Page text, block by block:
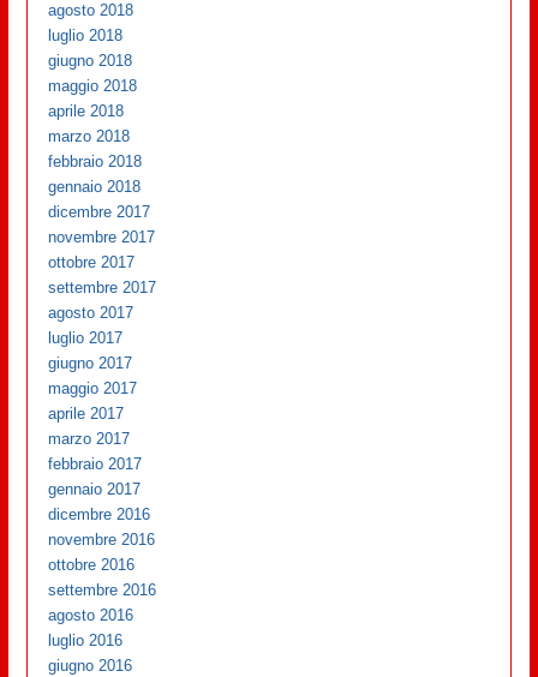
agosto 2018
luglio 2018
giugno 2018
maggio 2018
aprile 2018
marzo 2018
febbraio 2018
gennaio 2018
dicembre 2017
novembre 2017
ottobre 2017
settembre 2017
agosto 2017
luglio 2017
giugno 2017
maggio 2017
aprile 2017
marzo 2017
febbraio 2017
gennaio 2017
dicembre 2016
novembre 2016
ottobre 2016
settembre 2016
agosto 2016
luglio 2016
giugno 2016